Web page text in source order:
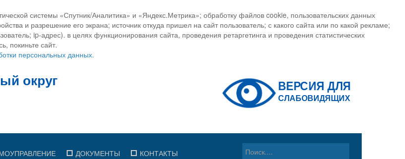
системы «Спутник/Аналитика» и «Яндекс.Метрика»; обработку файлов cookie, пользовательских данных
и разрешение его экрана; источник откуда пришел на сайт пользователь; с какого сайта или по какой рекламе;
ip-адрес). в целях функционирования сайта, проведения ретаргетинга и проведения статистических
покиньте сайт.
персональных данных.
ДОКУМЕНТЫ КОНТАКТЫ